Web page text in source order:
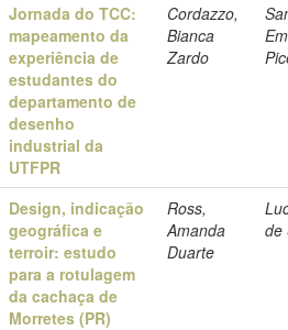
Jornada do TCC:
mapeamento da
experiência de
estudantes do
departamento de
desenho
industrial da
UTFPR
Cordazzo,
Bianca
Zardo
Design, indicação
geográfica e
terroir: estudo
para a rotulagem
da cachaça de
Morretes (PR)
Ross,
Amanda
Duarte
de